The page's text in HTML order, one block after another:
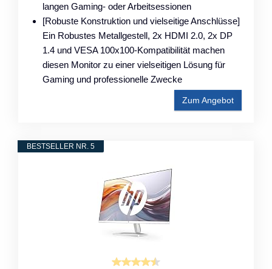
langen Gaming- oder Arbeitsessionen
[Robuste Konstruktion und vielseitige Anschlüsse]
Ein Robustes Metallgestell, 2x HDMI 2.0, 2x DP
1.4 und VESA 100x100-Kompatibilität machen
diesen Monitor zu einer vielseitigen Lösung für
Gaming und professionelle Zwecke
Zum Angebot
BESTSELLER NR. 5